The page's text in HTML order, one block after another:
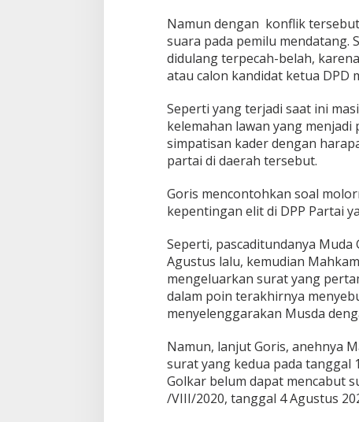
Namun dengan konflik
suara pada pemilu mendatang.
didulang terpecah-belah,
atau calon kandidat ketua DPD
Seperti yang terjadi saat ini
kelemahan lawan yang
simpatisan kader dengan
partai di daerah tersebut.
Goris mencontohkan soal
kepentingan elit di DPP Partai
Seperti, pascaditundanya Muda
Agustus lalu, kemudian
mengeluarkan surat yang
dalam poin terakhirnya
menyelenggarakan Musda
Namun, lanjut Goris, anehnya
surat yang kedua pada tanggal
Golkar belum dapat mencabut
/VIII/2020, tanggal 4 Agustus